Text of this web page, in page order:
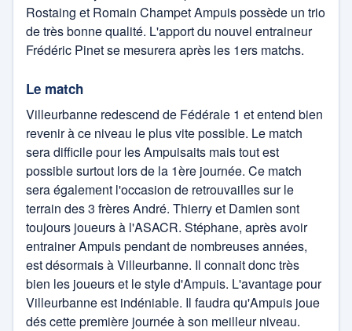
Rostaing et Romain Champet Ampuis possède un trio
de très bonne qualité. L'apport du nouvel entraineur
Frédéric Pinet se mesurera après les 1ers matchs.
Le match
Villeurbanne redescend de Fédérale 1 et entend bien
revenir à ce niveau le plus vite possible. Le match
sera difficile pour les Ampuisaits mais tout est
possible surtout lors de la 1ère journée. Ce match
sera également l'occasion de retrouvailles sur le
terrain des 3 frères André. Thierry et Damien sont
toujours joueurs à l'ASACR. Stéphane, après avoir
entrainer Ampuis pendant de nombreuses années,
est désormais à Villeurbanne. Il connait donc très
bien les joueurs et le style d'Ampuis. L'avantage pour
Villeurbanne est indéniable. Il faudra qu'Ampuis joue
dés cette première journée à son meilleur niveau.